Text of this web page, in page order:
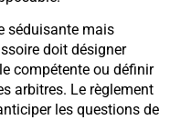
séduisante mais
doit désigner
compétente ou définir
arbitres. Le règlement
les questions de